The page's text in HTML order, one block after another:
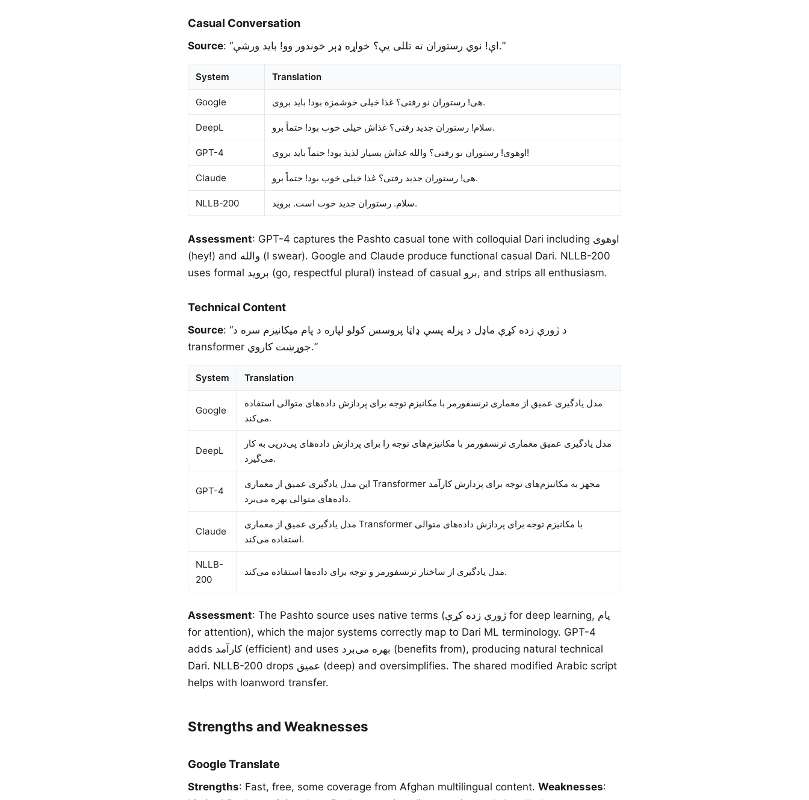
Casual Conversation
Source : “اې! نوي رستوران ته تللی یې؟ خواړه ډېر خوندور وو! باید ورشې.”
System Translation
Google هی! رستوران نو رفتی؟ غذا خیلی خوشمزه بود! باید بروی.
DeepL سلام! رستوران جدید رفتی؟ غذاش خیلی خوب بود! حتماً برو.
GPT-4 اوهوی! رستوران نو رفتی؟ والله غذاش بسیار لذیذ بود! حتماً باید بروی!
Claude هی! رستوران جدید رفتی؟ غذا خیلی خوب بود! حتماً برو.
NLLB-200 سلام. رستوران جدید خوب است. بروید.
Assessment: GPT-4 captures the Pashto casual tone with colloquial Dari including اوهوی
(hey!) and والله (I swear). Google and Claude produce functional casual Dari. NLLB-200
uses formal بروید (go, respectful plural) instead of casual برو, and strips all enthusiasm.
Technical Content
Source: “د ژورې زده کړې ماډل د پرله پسې ډاټا پروسس کولو لپاره د پام میکانیزم سره د
transformer جوړښت کاروي.”
System Translation
Google
مدل یادگیری عمیق از معماری ترنسفورمر با مکانیزم توجه برای پردازش داده‌های متوالی استفاده
می‌کند.
DeepL
مدل یادگیری عمیق معماری ترنسفورمر با مکانیزم‌های توجه را برای پردازش داده‌های پی‌درپی به کار
می‌گیرد.
GPT-4
این مدل یادگیری عمیق از معماری Transformer مجهز به مکانیزم‌های توجه برای پردازش کارآمد
داده‌های متوالی بهره می‌برد.
Claude
مدل یادگیری عمیق از معماری Transformer با مکانیزم توجه برای پردازش داده‌های متوالی
استفاده می‌کند.
NLLB-
200
مدل یادگیری از ساختار ترنسفورمر و توجه برای داده‌ها استفاده می‌کند.
Assessment: The Pashto source uses native terms (ژورې زده کړې for deep learning, پام
for attention), which the major systems correctly map to Dari ML terminology. GPT-4
adds کارآمد (efficient) and uses بهره می‌برد (benefits from), producing natural technical
Dari. NLLB-200 drops عمیق (deep) and oversimplifies. The shared modified Arabic script
helps with loanword transfer.
Strengths and Weaknesses
Google Translate
Strengths: Fast, free, some coverage from Afghan multilingual content. Weaknesses: